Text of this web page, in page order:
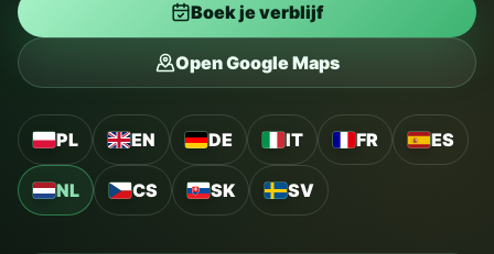
Boek je verblijf
Open Google Maps
PL EN DE IT FR ES
NL CS SK SV